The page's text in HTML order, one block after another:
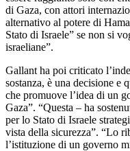
di Gaza, con attori
alternativo al potere di
Stato di Israele” se non si
israeliane”.
Gallant ha poi criticato
sostanza, è una decisione e
che promuove l’idea di un
Gaza”. “Questa – ha
per lo Stato di Israele
vista della sicurezza”. “Lo
l’istituzione di un governo